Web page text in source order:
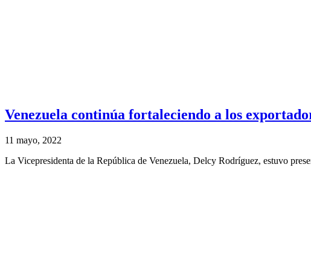
Venezuela continúa fortaleciendo a los
11 mayo, 2022
La Vicepresidenta de la República de Venezuela, Delcy Rodríguez, estuvo